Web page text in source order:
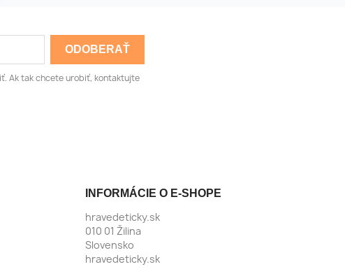
Ak tak chcete urobiť, kontaktujte
INFORMÁCIE O E-SHOPE
hravedeticky.sk
010 01 Žilina
Slovensko
hravedeticky.sk